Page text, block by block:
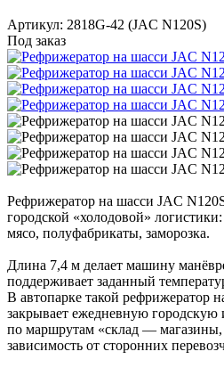
Артикул: 2818G-42 (JAC N120S)
Под заказ
Рефрижератор на шасси JAC
городской «холодовой»
мясо, полуфабрикаты, заморозка.
Длина 7,4 м делает машину
поддерживает заданный
В автопарке такой рефрижератор
закрывает ежедневную городскую
по маршрутам «склад —
зависимость от сторонних